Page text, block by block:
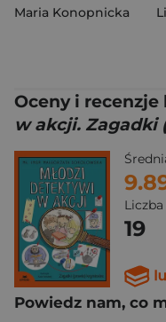
Maria Konopnicka
Oceny i recenzje
w akcji. Zagadki
19
Powiedz nam, co